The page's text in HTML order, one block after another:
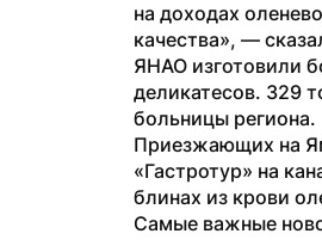
на доходах
качества», —
ЯНАО изготовили
деликатесов. 329
больницы региона.
Приезжающих на
«Гастротур» на
блинах из крови
Самые важные